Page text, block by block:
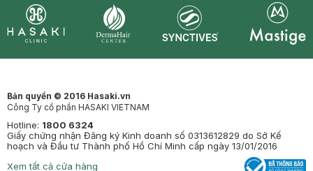
Bản quyền © 2016 Hasaki.vn
Công Ty cổ phần HASAKI VIETNAM
Hotline: 1800 6324
Giấy chứng nhận Đăng ký Kinh doanh số 0313612829 do Sở Kế
hoạch và Đầu tư Thành phố Hồ Chí Minh cấp ngày 13/01/2016
Xem tất cả cửa hàng